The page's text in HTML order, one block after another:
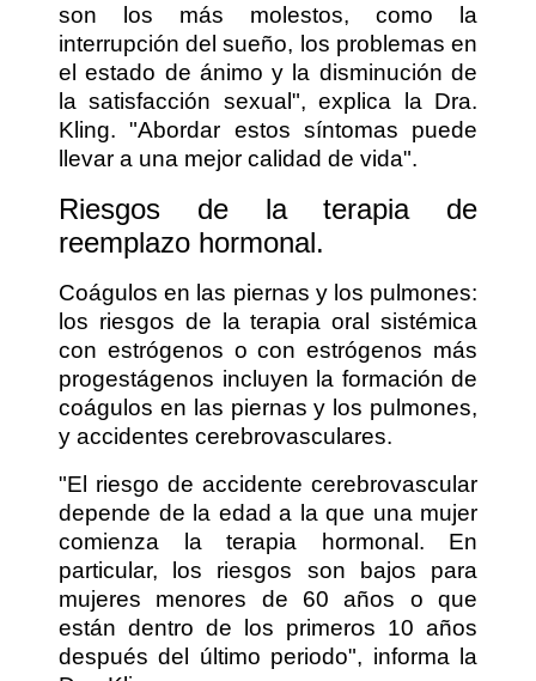
son los más molestos, como la
interrupción del sueño, los problemas en
el estado de ánimo y la disminución de
la satisfacción sexual", explica la Dra.
Kling. "Abordar estos síntomas puede
llevar a una mejor calidad de vida".
Riesgos de la terapia de
reemplazo hormonal.
Coágulos en las piernas y los pulmones:
los riesgos de la terapia oral sistémica
con estrógenos o con estrógenos más
progestágenos incluyen la formación de
coágulos en las piernas y los pulmones,
y accidentes cerebrovasculares.
"El riesgo de accidente cerebrovascular
depende de la edad a la que una mujer
comienza la terapia hormonal. En
particular, los riesgos son bajos para
mujeres menores de 60 años o que
están dentro de los primeros 10 años
después del último periodo", informa la